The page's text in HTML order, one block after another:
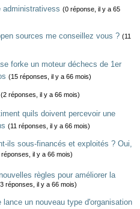
administrativess (0 réponse, il y a 65
sources me conseillez vous ? (11
forke un moteur déchecs de 1er
(15 réponses, il y a 66 mois)
(2 réponses, il y a 66 mois)
quils doivent percevoir une
(11 réponses, il y a 66 mois)
ils sous-financés et exploités ? Oui,
réponses, il y a 66 mois)
règles pour améliorer la
réponses, il y a 66 mois)
un nouveau type d'organisation